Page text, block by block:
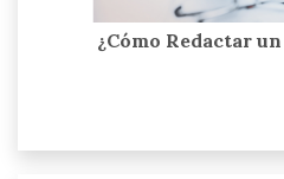
¿Cómo Redactar